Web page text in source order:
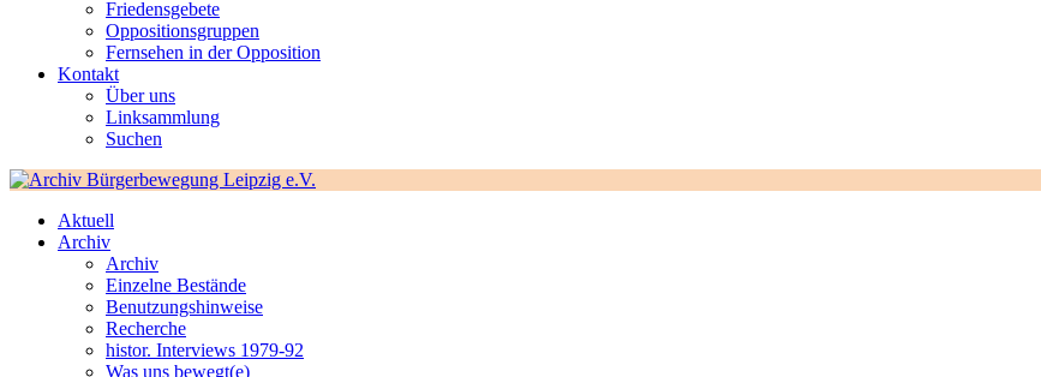
Friedensgebete
Oppositionsgruppen
Fernsehen in der Opposition
Kontakt
Über uns
Linksammlung
Suchen
Aktuell
Archiv
Archiv
Einzelne Bestände
Benutzungshinweise
Recherche
histor. Interviews 1979-92
Was uns bewegt(e)